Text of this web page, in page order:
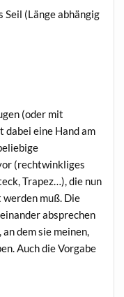
Seil (Län­ge abhän­gig
(oder mit
dabei eine Hand am
(recht­wink­li­ges
Tra­pez…), die nun
muß. Die
abspre­chen
dem sie mei­nen,
Auch die Vor­ga­be